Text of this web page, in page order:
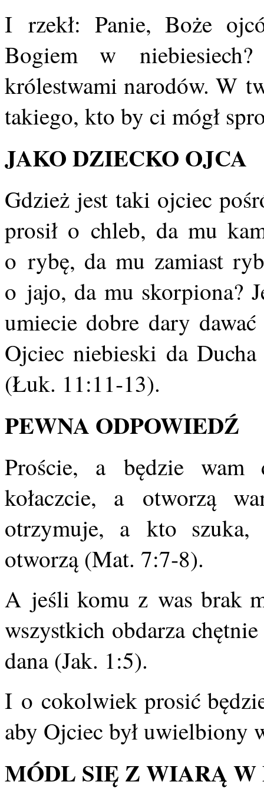
I rzekł: Panie, Boże
Bogiem w
królestwami narodów. W
takiego, kto by ci mógł
JAKO DZIECKO OJCA
Gdzież jest taki ojciec
prosił o chleb, da mu
o rybę, da mu zamiast
o jajo, da mu skorpiona?
umiecie dobre dary
Ojciec niebieski da
(Łuk. 11:11‑13).
PEWNA ODPOWIEDŹ
Proście, a będzie wam
kołaczcie, a otworzą
otrzymuje, a kto szuka,
otworzą (Mat. 7:7‑8).
A jeśli komu z was brak
wszystkich obdarza
dana (Jak. 1:5).
I o cokolwiek prosić
aby Ojciec był uwielbiony
MÓDL SIĘ Z WIARĄ W